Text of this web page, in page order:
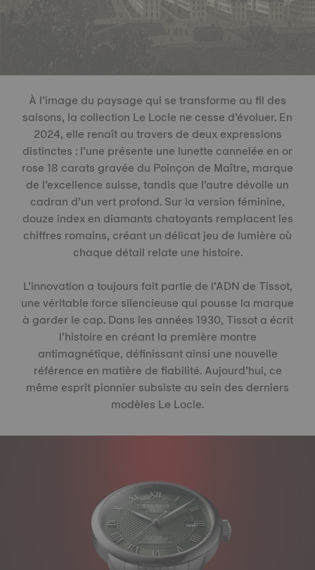
À l’image du paysage qui se transforme au fil des
saisons, la collection Le Locle ne cesse d’évoluer. En
2024, elle renaît au travers de deux expressions
distinctes : l’une présente une lunette cannelée en or
rose 18 carats gravée du Poinçon de Maître, marque
de l’excellence suisse, tandis que l’autre dévoile un
cadran d’un vert profond. Sur la version féminine,
douze index en diamants chatoyants remplacent les
chiffres romains, créant un délicat jeu de lumière où
chaque détail relate une histoire.
L’innovation a toujours fait partie de l’ADN de Tissot,
une véritable force silencieuse qui pousse la marque
à garder le cap. Dans les années 1930, Tissot a écrit
l’histoire en créant la première montre
antimagnétique, définissant ainsi une nouvelle
référence en matière de fiabilité. Aujourd’hui, ce
même esprit pionnier subsiste au sein des derniers
modèles Le Locle.